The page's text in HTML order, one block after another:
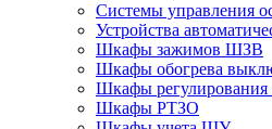
Системы управления
Устройства
Шкафы зажимов ШЗВ
Шкафы обогрева
Шкафы
Шкафы РТЗО